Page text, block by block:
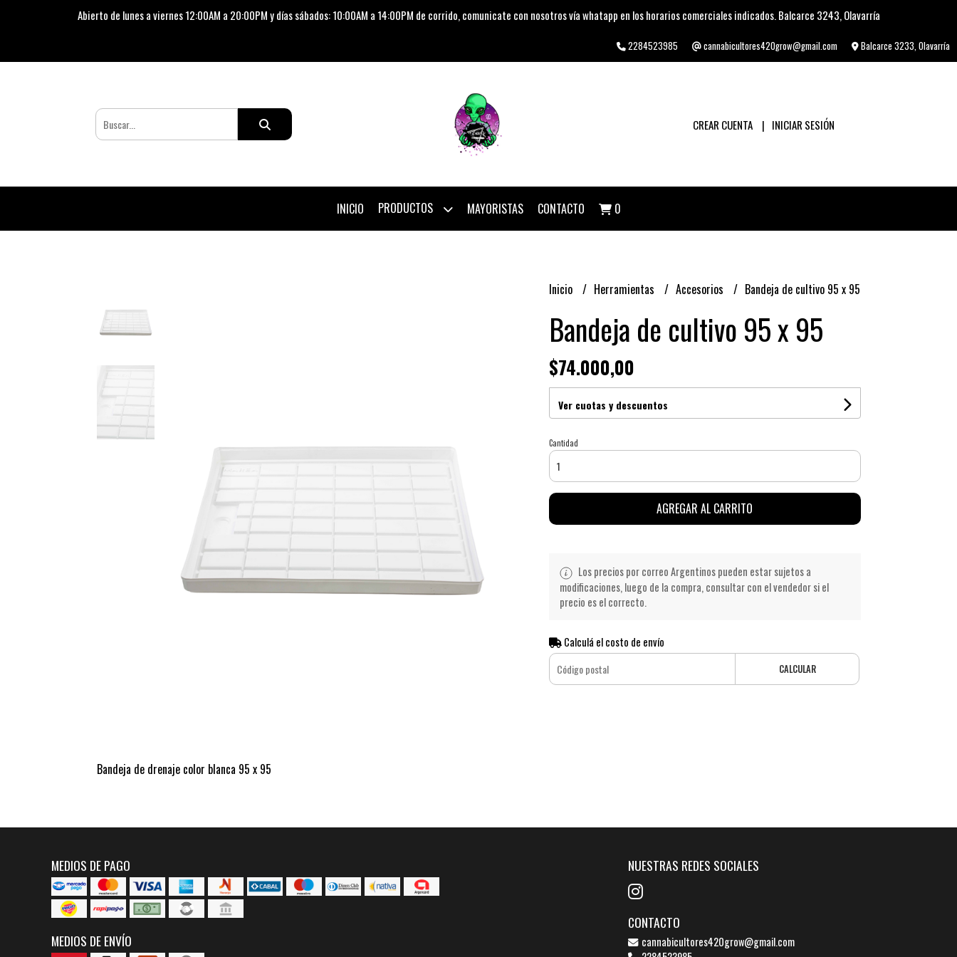
Abierto de lunes a viernes 12:00AM a 20:00PM y días sábados: 10:00AM a 14:00PM de corrido, comunicate con nosotros vía whatapp en los horarios comerciales indicados. Balcarce 3243, Olavarría
2284523985 cannabicultores420grow@gmail.com Balcarce 3233, Olavarría
CREAR CUENTA INICIAR SESIÓN
INICIO PRODUCTOS MAYORISTAS CONTACTO 0
Bandeja de drenaje color blanca 95 x 95
Inicio Herramientas Accesorios Bandeja de cultivo 95 x 95
Bandeja de cultivo 95 x 95
$74.000,00
Ver cuotas y descuentos
Cantidad
AGREGAR AL CARRITO
Los precios por correo Argentinos pueden estar sujetos a
modificaciones, luego de la compra, consultar con el vendedor si el
precio es el correcto.
Calculá el costo de envío
CALCULAR
MEDIOS DE PAGO
MEDIOS DE ENVÍO
NUESTRAS REDES SOCIALES
CONTACTO
cannabicultores420grow@gmail.com